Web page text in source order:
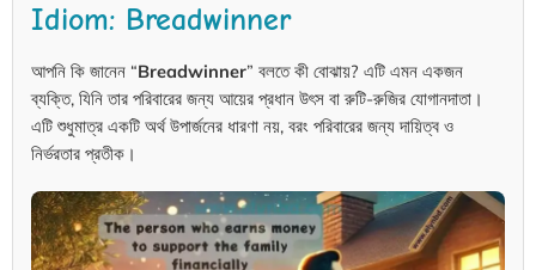
Idiom: Breadwinner
আপনি কি জানেন “Breadwinner” বলতে কী বোঝায়? এটি এমন একজন
ব্যক্তি, যিনি তার পরিবারের জন্য আয়ের প্রধান উৎস বা রুটি-রুজির যোগানদাতা।
এটি শুধুমাত্র একটি অর্থ উপার্জনের ধারণা নয়, বরং পরিবারের জন্য দায়িত্ব ও
নির্ভরতার প্রতীক।